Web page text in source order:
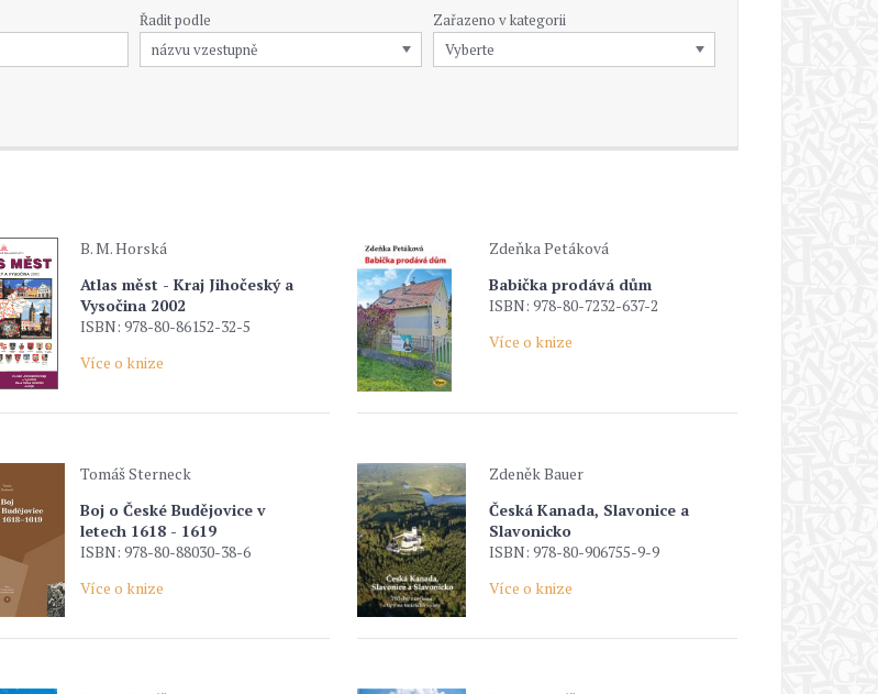
Řadit podle Zařazeno v kategorii
B. M. Horská
Atlas měst - Kraj Jihočeský a
Vysočina 2002
ISBN: 978-80-86152-32-5
Více o knize
Zdeňka Petáková
Babička prodává dům
ISBN: 978-80-7232-637-2
Více o knize
Tomáš Sterneck
Boj o České Budějovice v
letech 1618 - 1619
ISBN: 978-80-88030-38-6
Více o knize
Zdeněk Bauer
Česká Kanada, Slavonice a
Slavonicko
ISBN: 978-80-906755-9-9
Více o knize